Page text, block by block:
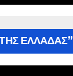
ΕΛΛΑΔΑΣ”